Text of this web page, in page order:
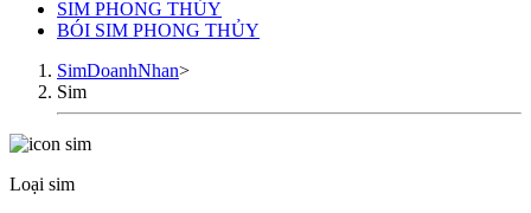
SIM PHONG THỦY
BÓI SIM PHONG THỦY
SimDoanhNhan>
Sim
Loại sim